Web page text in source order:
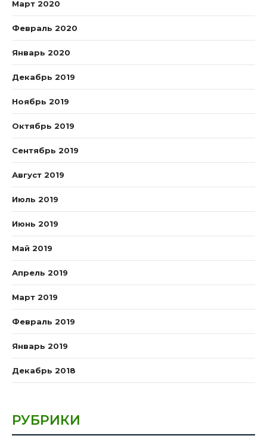
Март 2020
Февраль 2020
Январь 2020
Декабрь 2019
Ноябрь 2019
Октябрь 2019
Сентябрь 2019
Август 2019
Июль 2019
Июнь 2019
Май 2019
Апрель 2019
Март 2019
Февраль 2019
Январь 2019
Декабрь 2018
РУБРИКИ